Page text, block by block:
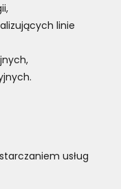
linie
usług